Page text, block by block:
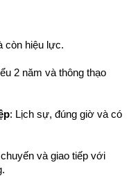
còn hiệu lực.
2 năm và thông thạo
: Lịch sự, đúng giờ và có
và giao tiếp với